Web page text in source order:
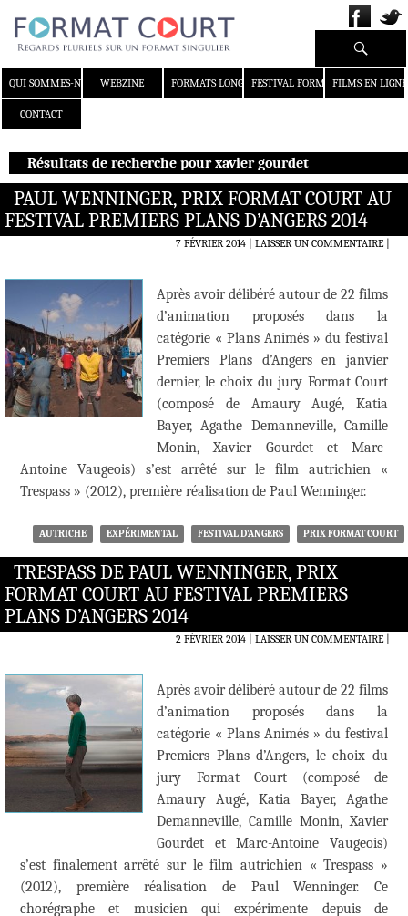
QUI SOMMES-NOUS ?WEBZINE FORMATS LONGS FESTIVAL FORMAT COURT
FILMS EN LIGNE
CONTACT
Recherche
Résultats de recherche pour xavier gourdet
PAUL WENNINGER, PRIX FORMAT COURT AU
FESTIVAL PREMIERS PLANS D’ANGERS 2014
7 FÉVRIER 2014 LAISSER UN COMMENTAIRE|
Après avoir délibéré autour de 22 films
d’animation proposés dans la
catégorie « Plans Animés » du festival
Premiers Plans d’Angers en janvier
dernier, le choix du jury Format Court
(composé de Amaury Augé, Katia
Bayer, Agathe Demanneville, Camille
Monin, Xavier Gourdet et Marc-
Antoine Vaugeois) s’est arrêté sur le film autrichien «
Trespass » (2012), première réalisation de Paul Wenninger.
AUTRICHE EXPÉRIMENTAL FESTIVAL D'ANGERS PRIX FORMAT COURT
TRESPASS DE PAUL WENNINGER, PRIX
FORMAT COURT AU FESTIVAL PREMIERS
PLANS D’ANGERS 2014
2 FÉVRIER 2014 LAISSER UN COMMENTAIRE|
Après avoir délibéré autour de 22 films
d’animation proposés dans la
catégorie « Plans Animés » du festival
Premiers Plans d’Angers, le choix du
jury Format Court (composé de
Amaury Augé, Katia Bayer, Agathe
Demanneville, Camille Monin, Xavier
Gourdet et Marc-Antoine Vaugeois)
s’est finalement arrêté sur le film autrichien « Trespass »
(2012), première réalisation de Paul Wenninger. Ce
chorégraphe et musicien qui expérimente depuis de